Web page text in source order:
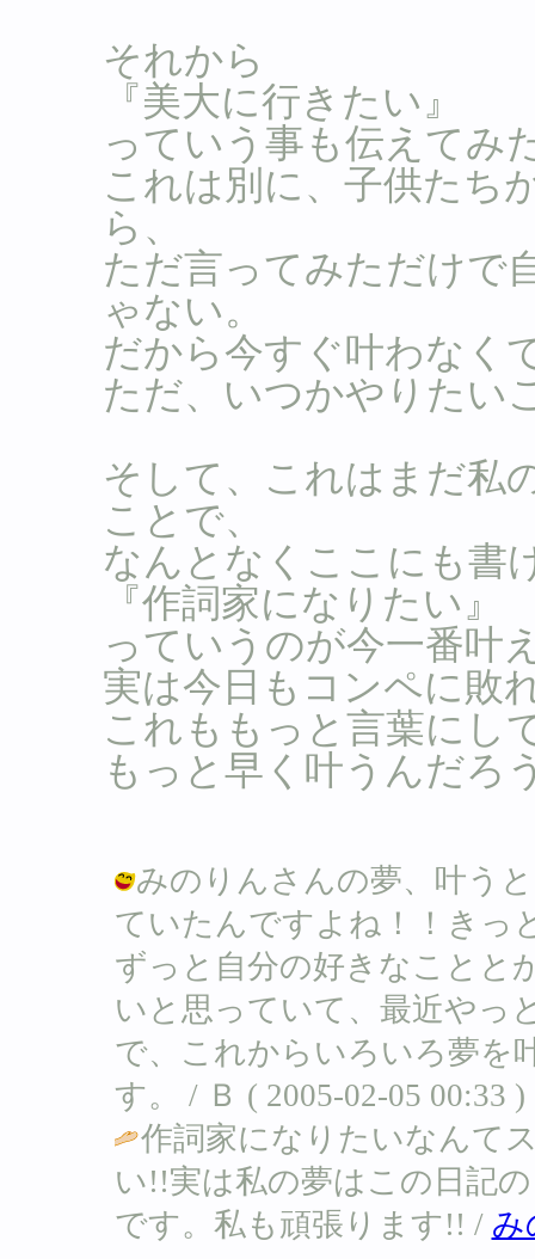
それから
『美大に行きたい』
っていう事も伝えてみ
これは別に、子供たち
ら、
ただ言ってみただけで
ゃない。
だから今すぐ叶わなく
ただ、いつかやりたい
そして、これはまだ私
ことで、
なんとなくここにも書
『作詞家になりたい』
っていうのが今一番叶
実は今日もコンペに敗
これももっと言葉にし
もっと早く叶うんだろ
みのりんさんの夢、叶う
ていたんですよね！！きっ
ずっと自分の好きなことと
いと思っていて、最近やっ
で、これからいろいろ夢を
す。 / Ｂ ( 2005-02-05 00:33 )
作詞家になりたいなんて
い!!実は私の夢はこの日記
です。私も頑張ります!! / み